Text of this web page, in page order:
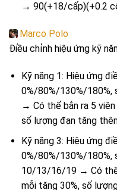
→ 90(+18/cấp)(+0.2
Marco Polo
Điều chỉnh hiệu ứng kỹ
Kỹ năng 1: Hiệu ứng
0%/80%/130%/180%,
→ Có thể bắn ra 5
số lượng đạn tăng
Kỹ năng 3: Hiệu ứng
0%/80%/130%/180%,
10/13/16/19 → Có thể
mỗi tăng 30%, số